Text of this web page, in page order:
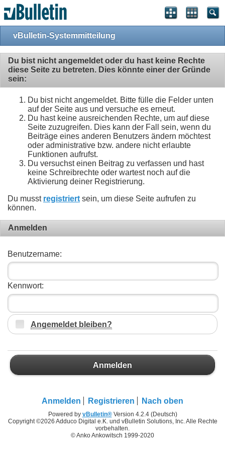
vBulletin-Systemmitteilung
Du bist nicht angemeldet oder du hast keine Rechte
diese Seite zu betreten. Dies könnte einer der Gründe
sein:
Du bist nicht angemeldet. Bitte fülle die Felder unten
auf der Seite aus und versuche es erneut.
Du hast keine ausreichenden Rechte, um auf diese
Seite zuzugreifen. Dies kann der Fall sein, wenn du
Beiträge eines anderen Benutzers ändern möchtest
oder administrative bzw. andere nicht erlaubte
Funktionen aufrufst.
Du versuchst einen Beitrag zu verfassen und hast
keine Schreibrechte oder wartest noch auf die
Aktivierung deiner Registrierung.
Du musst registriert sein, um diese Seite aufrufen zu
können.
Anmelden
Benutzername:
Kennwort:
Angemeldet bleiben?
Anmelden
Anmelden Registrieren Nach oben
Powered by vBulletin®Version 4.2.4 (Deutsch)
Copyright ©2026 Adduco Digital e.K. und vBulletin Solutions, Inc. Alle Rechte
vorbehalten.
© Anko Ankowitsch 1999-2020